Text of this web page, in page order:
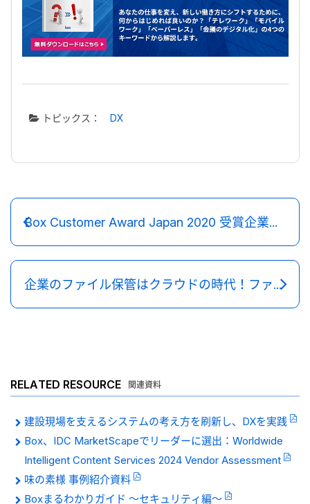
トピックス： DX
Box Customer Award Japan 2020 受賞企業発表！
企業のファイル保管はクラウドの時代！ファイルサーバーに対するメリットとは？
RELATED RESOURCE 関連資料
建設現場を支えるシステムの考え方を刷新し、DXを実践
Box、IDC MarketScapeでリーダーに選出：Worldwide
Intelligent Content Services 2024 Vendor Assessment
味の素様 事例紹介資料
Boxまるわかりガイド 〜セキュリティ編〜